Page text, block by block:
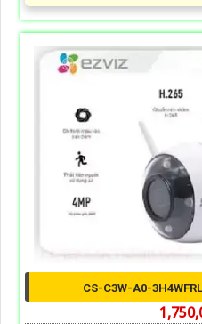
CS-C3W-A0-